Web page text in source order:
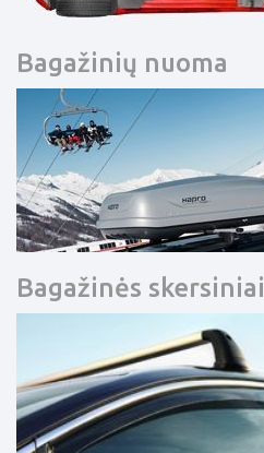
Bagažinių nuoma
Bagažinės skersiniai